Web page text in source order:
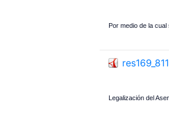
Por medio de la cual
Legalización del